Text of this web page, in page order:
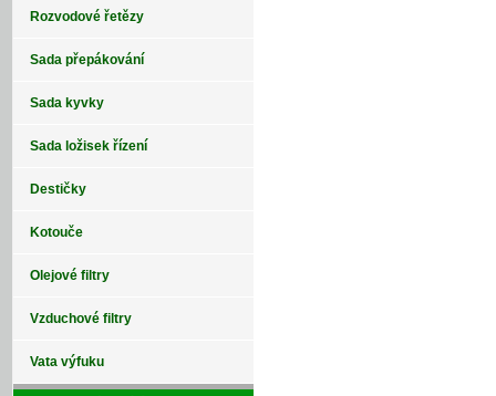
Rozvodové řetězy
Sada přepákování
Sada kyvky
Sada ložisek řízení
Destičky
Kotouče
Olejové filtry
Vzduchové filtry
Vata výfuku